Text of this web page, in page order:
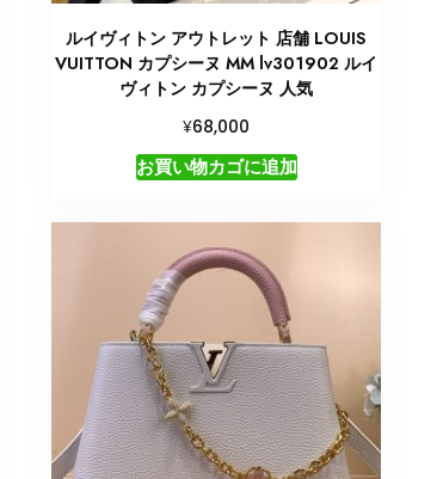
ルイヴィトン アウトレット 店舗 LOUIS
VUITTON カプシーヌ MM lv301902 ルイ
ヴィトン カプシーヌ 人気
¥68,000
お買い物カゴに追加